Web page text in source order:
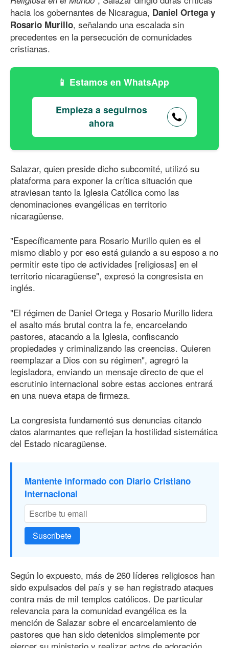
hacia los gobernantes de Nicaragua, Daniel Ortega y
Rosario Murillo, señalando una escalada sin
precedentes en la persecución de comunidades
cristianas.
Estamos en WhatsApp
Empieza a seguirnos
ahora
Salazar, quien preside dicho subcomité, utilizó su
plataforma para exponer la crítica situación que
atraviesan tanto la Iglesia Católica como las
denominaciones evangélicas en territorio
nicaragüense.
"Específicamente para Rosario Murillo quien es el
mismo diablo y por eso está guiando a su esposo a no
permitir este tipo de actividades [religiosas] en el
territorio nicaragüense", expresó la congresista en
inglés.
"El régimen de Daniel Ortega y Rosario Murillo lidera
el asalto más brutal contra la fe, encarcelando
pastores, atacando a la Iglesia, confiscando
propiedades y criminalizando las creencias. Quieren
reemplazar a Dios con su régimen", agregró la
legisladora, enviando un mensaje directo de que el
escrutinio internacional sobre estas acciones entrará
en una nueva etapa de firmeza.
La congresista fundamentó sus denuncias citando
datos alarmantes que reflejan la hostilidad sistemática
del Estado nicaragüense.
Mantente informado con Diario Cristiano
Internacional
Suscríbete
Según lo expuesto, más de 260 líderes religiosos han
sido expulsados del país y se han registrado ataques
contra más de mil templos católicos. De particular
relevancia para la comunidad evangélica es la
mención de Salazar sobre el encarcelamiento de
pastores que han sido detenidos simplemente por